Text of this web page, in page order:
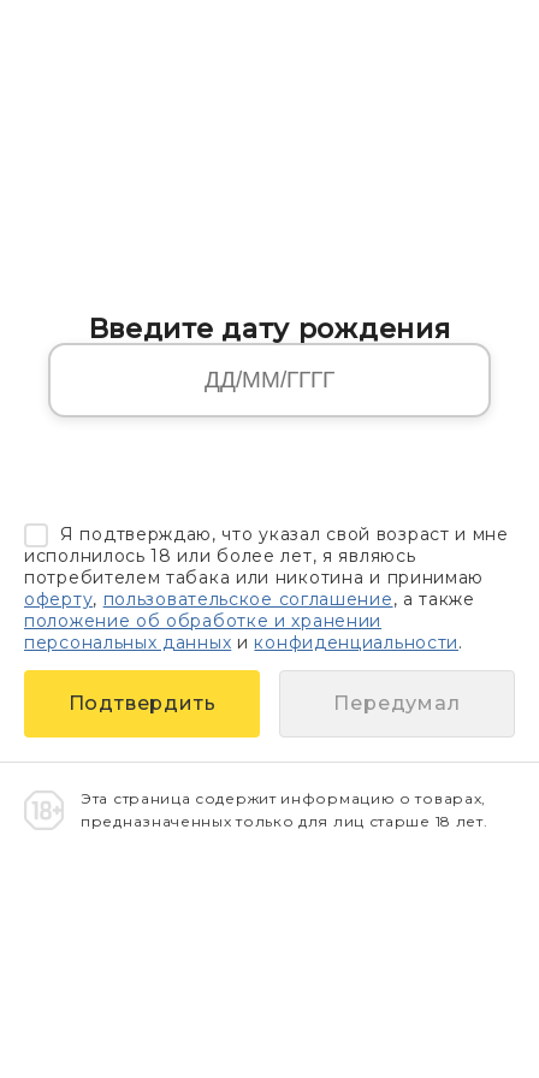
Введите дату рождения
Я подтверждаю, что указал свой возраст и мне
исполнилось 18 или более лет, я являюсь
потребителем табака или никотина и принимаю
оферту, пользовательское соглашение, а также
положение об обработке и хранении
персональных данных и конфиденциальности.
Передумал
Эта страница содержит информацию о товарах,
предназначенных только для лиц старше 18 лет.